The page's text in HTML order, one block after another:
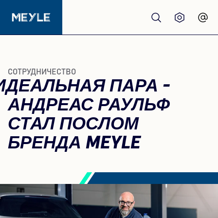
качество
Автосервисы
Дистрибьюторы
О нас
СОТРУДНИЧЕСТВО
ПАРА -
АНДРЕАС РАУЛЬФ
СТАЛ ПОСЛОМ
БРЕНДА MEYLE